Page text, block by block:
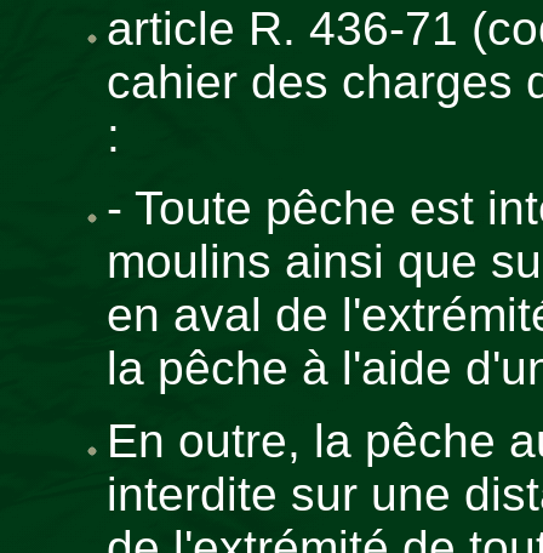
article R. 436-71
cahier des charges
:
- Toute pêche est
moulins ainsi que
en aval de
la pêche à l'aide
En outre, la pêche
interdite sur une